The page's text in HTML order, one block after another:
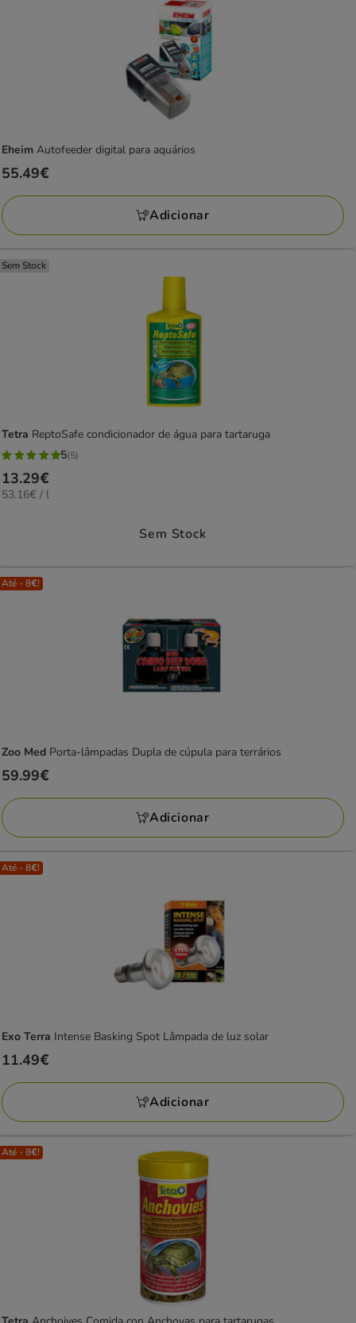
Eheim Autofeeder digital para aquários
Preço
55.49€
55.49€
Adicionar
Sem Stock
Tetra ReptoSafe condicionador de água para tartaruga
5
estrelas
com
5(5)
Preço
13.29€
13.29€
53.16€
53.16€ / l
Sem Stock
Até - 8€!
Zoo Med Porta-lâmpadas Dupla de cúpula para terrários
Preço
59.99€
59.99€
Adicionar
Até - 8€!
Exo Terra Intense Basking Spot Lâmpada de luz solar
Preço
11.49€
11.49€
Adicionar
Até - 8€!